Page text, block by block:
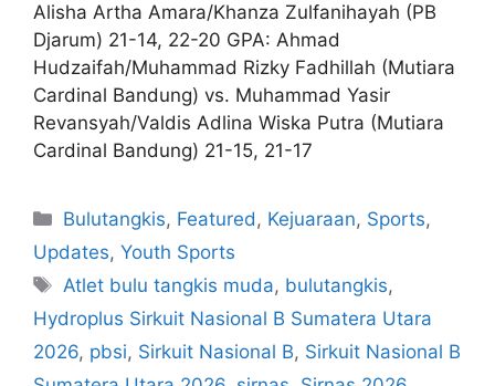
Alisha Artha Amara/Khanza Zulfanihayah (PB
Djarum) 21-14, 22-20 GPA: Ahmad
Hudzaifah/Muhammad Rizky Fadhillah (Mutiara
Cardinal Bandung) vs. Muhammad Yasir
Revansyah/Valdis Adlina Wiska Putra (Mutiara
Cardinal Bandung) 21-15, 21-17
Bulutangkis, Featured, Kejuaraan, Sports,
Updates, Youth Sports
Atlet bulu tangkis muda, bulutangkis,
Hydroplus Sirkuit Nasional B Sumatera Utara
2026, pbsi, Sirkuit Nasional B, Sirkuit Nasional B